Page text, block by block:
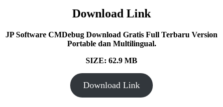
Download Link
JP Software CMDebug Download Gratis Full Terbaru Version
Portable dan Multilingual.
SIZE: 62.9 MB
Download Link